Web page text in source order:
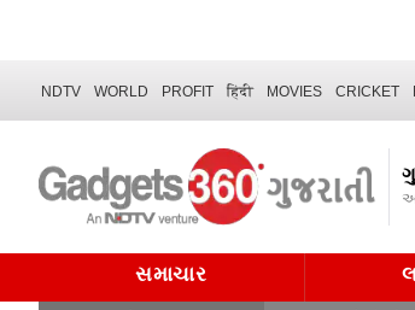
NDTV WORLD PROFIT हिंदी MOVIES CRICKET
સમાચાર